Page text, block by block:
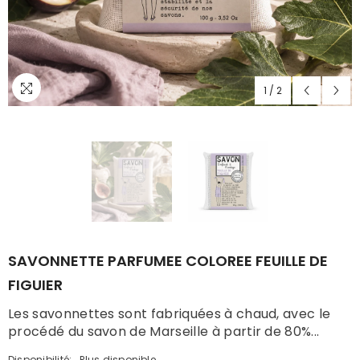
1 / 2
SAVONNETTE PARFUMEE COLOREE FEUILLE DE
FIGUIER
Les savonnettes sont fabriquées à chaud, avec le
procédé du savon de Marseille à partir de 80%...